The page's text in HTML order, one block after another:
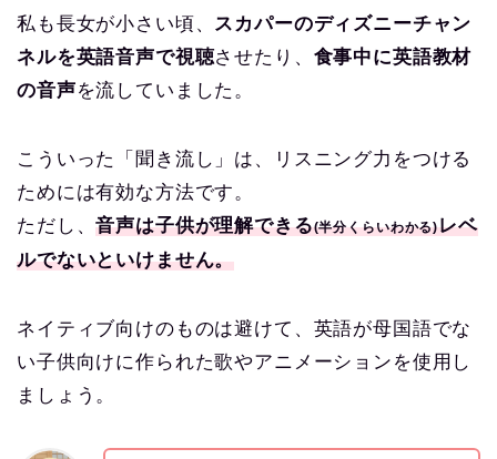
私も長女が小さい頃、 スカパーのディズニーチャン
ネルを英語音声で視聴させたり、 食事中に英語教材
の音声を流していました。
こういった「聞き流し」は、リスニング力をつける
ためには有効な方法です。
ただし、音声は子供が理解できる(半分くらいわかる)レベ
ルでないといけません。
ネイティブ向けのものは避けて、英語が母国語でな
い子供向けに作られた歌やアニメーションを使用し
ましょう。